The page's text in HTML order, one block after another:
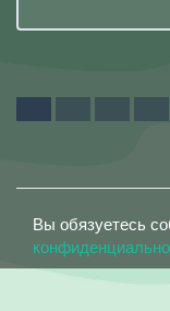
Вы обязуетесь